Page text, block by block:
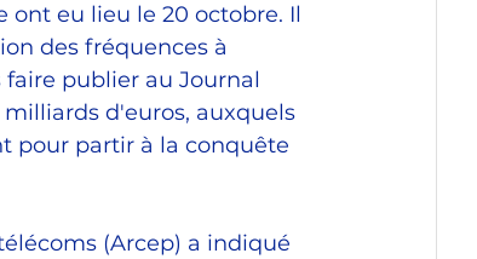
eu lieu le 20 octobre. Il
des fréquences à
faire publier au Journal
d'euros, auxquels
pour partir à la conquête
(Arcep) a indiqué